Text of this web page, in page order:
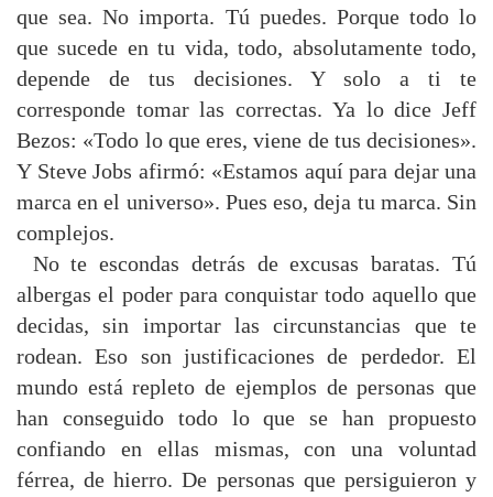
que sea. No importa. Tú puedes. Porque todo lo
que sucede en tu vida, todo, absolutamente todo,
depende de tus decisiones. Y solo a ti te
corresponde tomar las correctas. Ya lo dice Jeff
Bezos: «Todo lo que eres, viene de tus decisiones».
Y Steve Jobs afirmó: «Estamos aquí para dejar una
marca en el universo». Pues eso, deja tu marca. Sin
complejos.
No te escondas detrás de excusas baratas. Tú
albergas el poder para conquistar todo aquello que
decidas, sin importar las circunstancias que te
rodean. Eso son justificaciones de perdedor. El
mundo está repleto de ejemplos de personas que
han conseguido todo lo que se han propuesto
confiando en ellas mismas, con una voluntad
férrea, de hierro. De personas que persiguieron y